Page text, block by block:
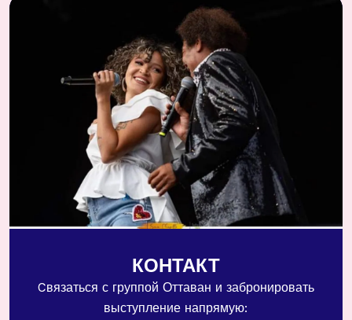
КОНТАКТ
Cвязаться с группой Оттаван и забронировать
выступление напрямую: